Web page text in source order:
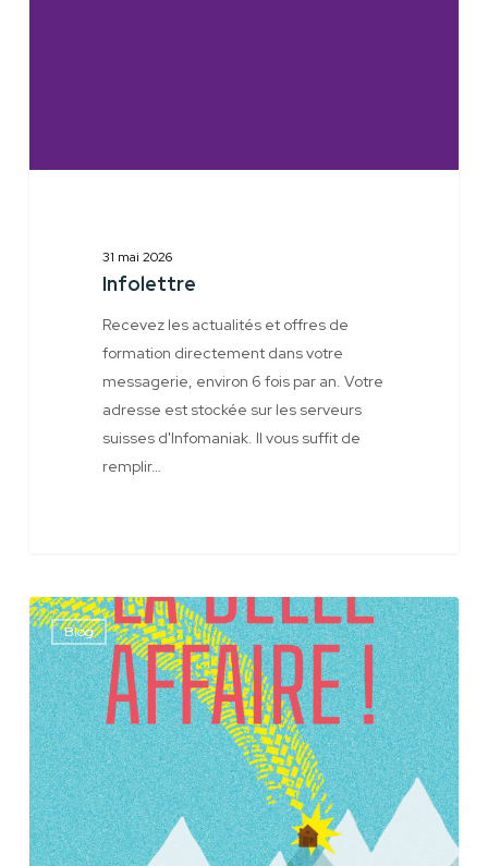
31 mai 2026
Infolettre
Recevez les actualités et offres de
formation directement dans votre
messagerie, environ 6 fois par an. Votre
adresse est stockée sur les serveurs
suisses d'Infomaniak. Il vous suffit de
remplir…
Blog
La
belle
affaire